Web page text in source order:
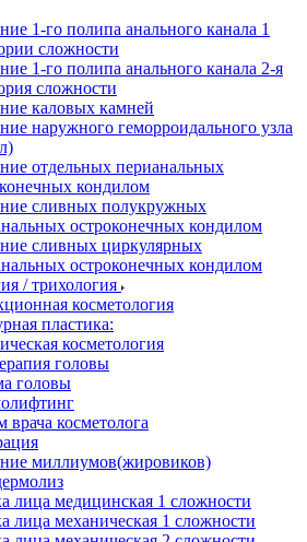
1-го полипа анального канала 1
сложности
1-го полипа анального канала 2-я
сложности
каловых камней
наружного геморроидального узла
отдельных перианальных
кондилом
сливных полукружных
остроконечных кондилом
сливных циркулярных
остроконечных кондилом
/ трихология
косметология
пластика:
косметология
головы
головы
врача косметолога
миллиумов(жировиков)
лица медицинская 1 сложности
лица механическая 1 сложности